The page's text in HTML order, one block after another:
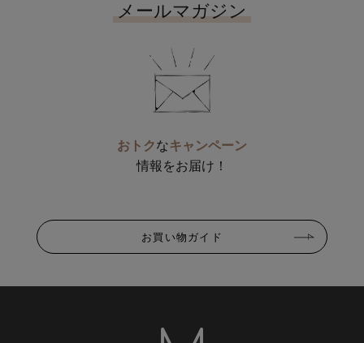
メールマガジン
おトクなキャンペーン
情報をお届け！
お買い物ガイド